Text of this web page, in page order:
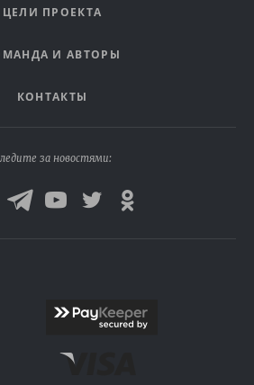
ЦЕЛИ ПРОЕКТА
И АВТОРЫ
КОНТАКТЫ
за новостями: